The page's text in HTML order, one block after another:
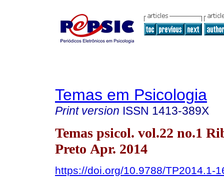
Temas em Psicologia
Print version ISSN 1413-389X
Temas psicol. vol.22 no.1
Preto Apr. 2014
https://doi.org/10.9788/TP2014.1-